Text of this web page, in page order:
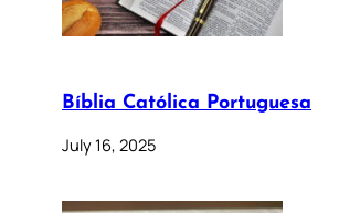
Bíblia Católica Portuguesa
July 16, 2025